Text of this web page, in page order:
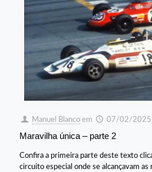
Manuel Blanco em 07/02/2025
Maravilha única – parte 2
Confira a primeira parte deste texto
circuito especial onde se alcançavam as